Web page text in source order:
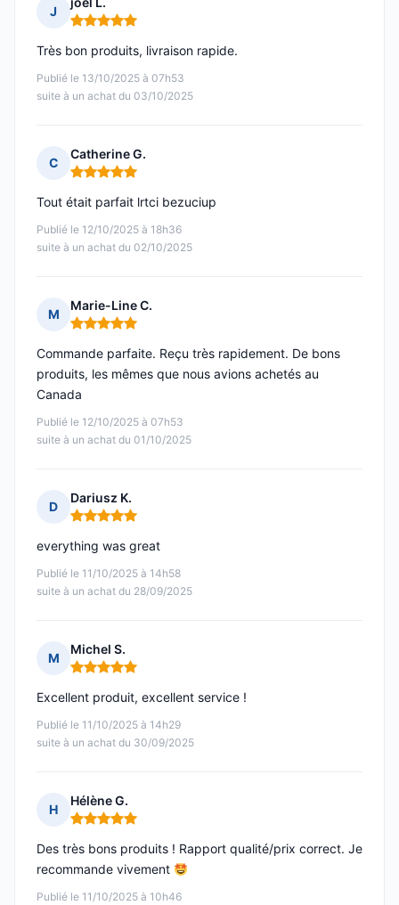
J
Note : 5 sur 5
Publié le 13/10/2025 à 07h53
suite à un achat du 03/10/2025
Très bon produits, livraison rapide.
C
Catherine G.
Note : 5 sur 5
Publié le 12/10/2025 à 18h36
suite à un achat du 02/10/2025
Tout était parfait lrtci bezuciup
M
Marie-Line C.
Note : 5 sur 5
Publié le 12/10/2025 à 07h53
suite à un achat du 01/10/2025
Commande parfaite. Reçu très rapidement. De bons
produits, les mêmes que nous avions achetés au
Canada
D
Dariusz K.
Note : 5 sur 5
Publié le 11/10/2025 à 14h58
suite à un achat du 28/09/2025
everything was great
M
Michel S.
Note : 5 sur 5
Publié le 11/10/2025 à 14h29
suite à un achat du 30/09/2025
Excellent produit, excellent service !
H
Hélène G.
Note : 5 sur 5
Publié le 11/10/2025 à 10h46
Des très bons produits ! Rapport qualité/prix correct. Je
recommande vivement